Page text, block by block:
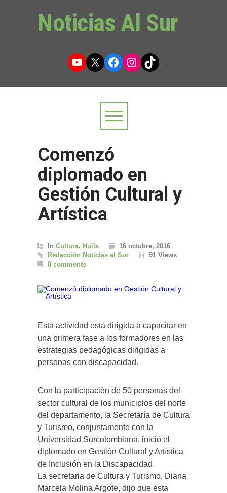
Noticias Al Sur
YouTube
X Facebook
Instagram
TikTok
Comenzó
diplomado en
Gestión Cultural y
Artística
In Cultura, Huila
16 octubre, 2016
Redacción Noticias al Sur
91 Views
0 comments
Esta actividad está dirigida a capacitar en
una primera fase a los formadores en las
estrategias pedagógicas dirigidas a
personas con discapacidad.
Con la participación de 50 personas del
sector cultural de los municipios del norte
del departamento, la Secretaría de Cultura
y Turismo, conjuntamente con la
Universidad Surcolombiana, inició el
diplomado en Gestión Cultural y Artística
de Inclusión en la Discapacidad.
La secretaria de Cultura y Turismo, Diana
Marcela Molina Argote, dijo que esta